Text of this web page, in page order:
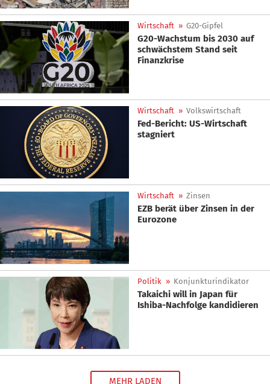
Wirtschaft » G20-Gipfel
G20-Wachstum bis 2030 auf
schwächstem Stand seit
Finanzkrise
Wirtschaft » Volkswirtschaft
Fed-Bericht: US-Wirtschaft
stagniert
Wirtschaft » Zinsen
EZB berät über Zinsen in der
Eurozone
Politik » Konjunkturindikator
Takaichi will in Japan für
Ishiba-Nachfolge kandidieren
MEHR LADEN